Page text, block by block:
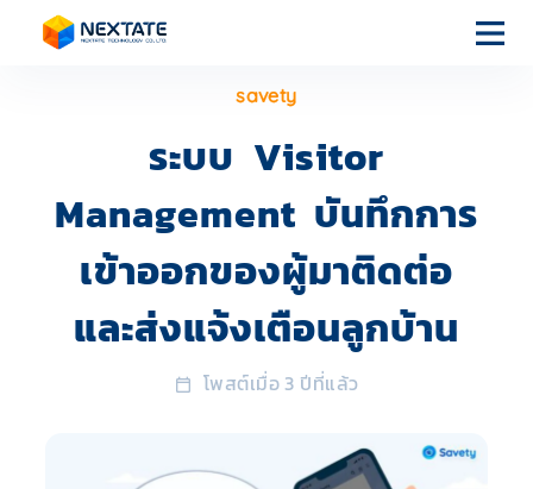
บริการของ
เกี่ยวกับเรา
savety
ระบบ Visitor
Management บันทึกการ
เข้าออกของผู้มาติดต่อ
และส่งแจ้งเตือนลูกบ้าน
โพสต์เมื่อ 3 ปีที่แล้ว